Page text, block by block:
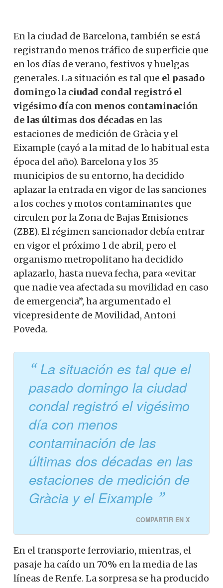
En la ciudad de Barcelona, también se está
registrando menos tráfico de superficie que
en los días de verano, festivos y huelgas
generales. La situación es tal que el pasado
domingo la ciudad condal registró el
vigésimo día con menos contaminación
de las últimas dos décadas en las
estaciones de medición de Gràcia y el
Eixample (cayó a la mitad de lo habitual esta
época del año). Barcelona y los 35
municipios de su entorno, ha decidido
aplazar la entrada en vigor de las sanciones
a los coches y motos contaminantes que
circulen por la Zona de Bajas Emisiones
(ZBE). El régimen sancionador debía entrar
en vigor el próximo 1 de abril, pero el
organismo metropolitano ha decidido
aplazarlo, hasta nueva fecha, para «evitar
que nadie vea afectada su movilidad en caso
de emergencia”, ha argumentado el
vicepresidente de Movilidad, Antoni
Poveda.
La situación es tal que el
pasado domingo la ciudad
condal registró el vigésimo
día con menos
contaminación de las
últimas dos décadas en las
estaciones de medición de
Gràcia y el Eixample
COMPARTIR EN X
En el transporte ferroviario, mientras, el
pasaje ha caído un 70% en la media de las
líneas de Renfe. La sorpresa se ha producido